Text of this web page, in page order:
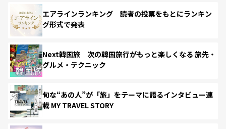
エアラインランキング 読者の投票をもとにランキン
グ形式で発表
Next韓国旅 次の韓国旅行がもっと楽しくなる 旅先・
グルメ・テクニック
旬な“あの人”が「旅」をテーマに語るインタビュー連
載 MY TRAVEL STORY